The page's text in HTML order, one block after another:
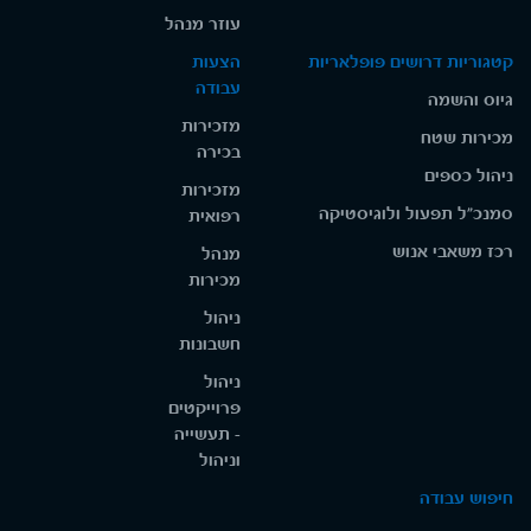
עוזר מנהל
קטגוריות דרושים פופלאריות
גיוס והשמה
מכירות שטח
ניהול כספים
סמנכ"ל תפעול ולוגיסטיקה
רכז משאבי אנוש
הצעות
עבודה
מזכירות
בכירה
מזכירות
רפואית
מנהל
מכירות
ניהול
חשבונות
ניהול
פרוייקטים
- תעשייה
וניהול
חיפוש עבודה